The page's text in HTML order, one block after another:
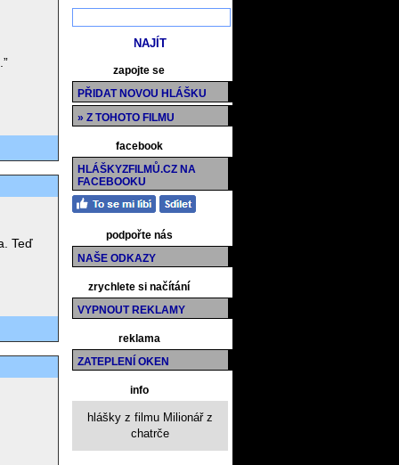
Teď
zapojte se
PŘIDAT NOVOU HLÁŠKU
» Z TOHOTO FILMU
facebook
HLÁŠKYZFILMŮ.CZ NA
FACEBOOKU
podpořte nás
NAŠE ODKAZY
zrychlete si načítání
VYPNOUT REKLAMY
reklama
ZATEPLENÍ OKEN
info
hlášky z filmu Milionář z
chatrče